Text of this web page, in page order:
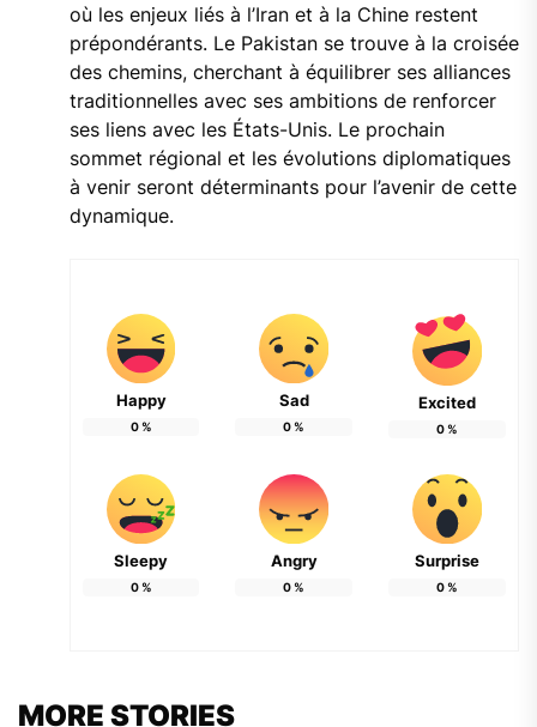
où les enjeux liés à l’Iran et à la Chine restent
prépondérants. Le Pakistan se trouve à la croisée
des chemins, cherchant à équilibrer ses alliances
traditionnelles avec ses ambitions de renforcer
ses liens avec les États-Unis. Le prochain
sommet régional et les évolutions diplomatiques
à venir seront déterminants pour l’avenir de cette
dynamique.
Happy
0%
Sad
0%
Excited
0%
Sleepy
0%
Angry
0%
Surprise
0%
MORE STORIES